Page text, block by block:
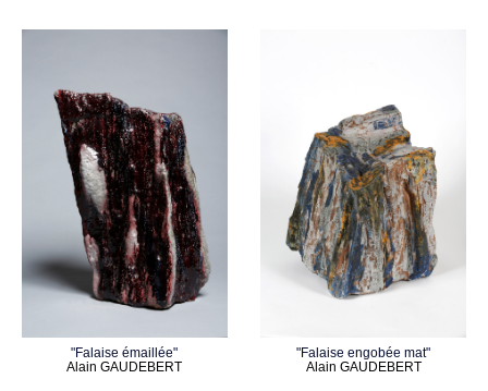
"Falaise émaillée"
Alain GAUDEBERT
"Falaise engobée mat"
Alain GAUDEBERT